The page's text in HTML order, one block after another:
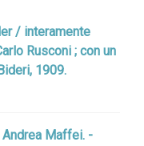
/ interamente
Rusconi ; con un
1909.
Maffei. -